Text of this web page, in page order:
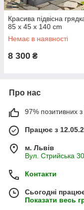
Красива підвісна
85 x 45 x 140 cm
Немає в наявності
8 300 ₴
Про нас
97% позитивних з
Працює з
м. Львів
Вул. Стрийська
Контакти
Сьогодні
Показати весь